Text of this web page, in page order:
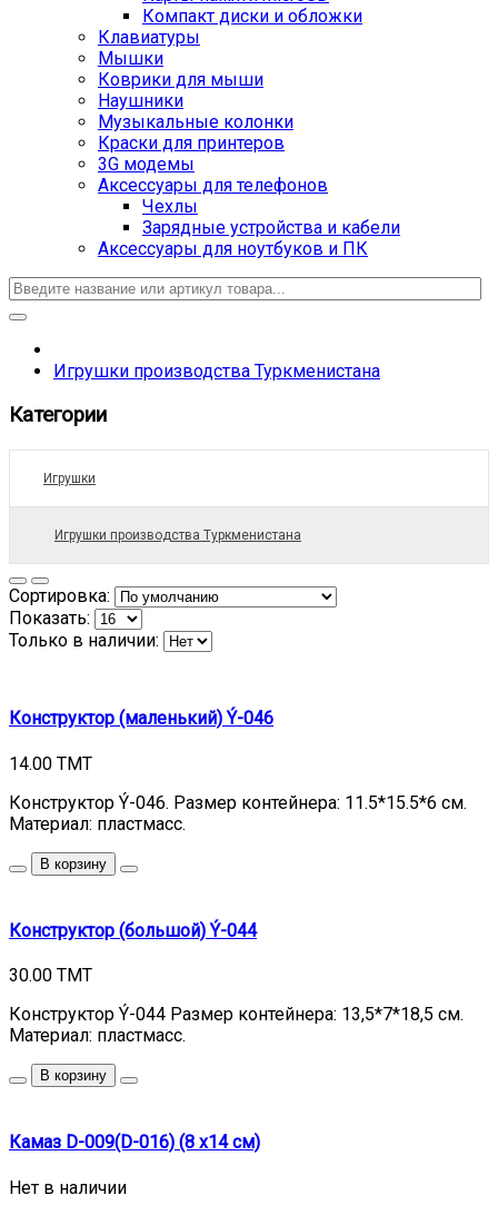
Компакт диски и обложки
Клавиатуры
Мышки
Коврики для мыши
Наушники
Музыкальные колонки
Краски для принтеров
3G модемы
Аксессуары для телефонов
Чехлы
Зарядные устройства и кабели
Аксессуары для ноутбуков и ПК
Игрушки производства Туркменистана
Категории
Игрушки
Игрушки производства Туркменистана
Сортировка:
Показать:
Только в наличии:
Конструктор (маленький) Ý-046
14.00 TMT
Конструктор Ý-046. Размер контейнера: 11.5*15.5*6 см.
Материал: пластмасс.
В корзину
Конструктор (большой) Ý-044
30.00 TMT
Конструктор Ý-044 Размер контейнера: 13,5*7*18,5 см.
Материал: пластмасс.
В корзину
Камаз D-009(D-016) (8 x14 см)
Нет в наличии